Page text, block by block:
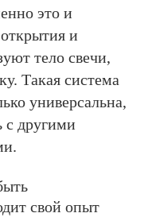
это и
и
тело свечи,
Такая система
универсальна,
с другими
свой опыт